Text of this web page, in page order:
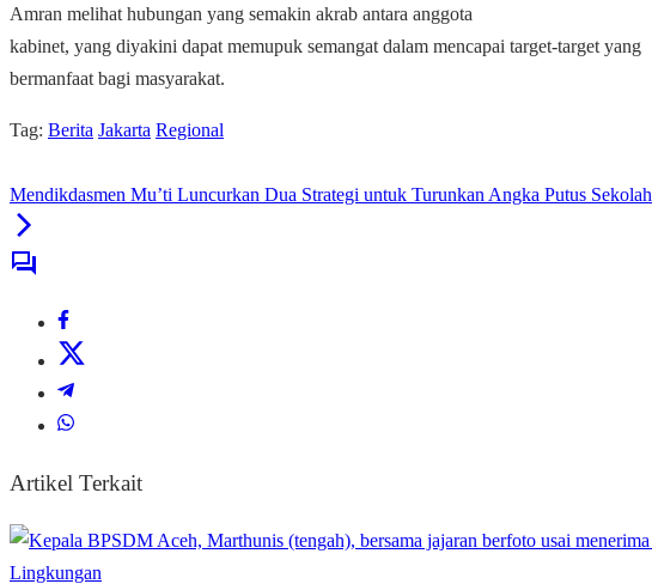
Amran melihat hubungan yang semakin akrab antara anggota
kabinet, yang diyakini dapat memupuk semangat dalam mencapai target-target yang
bermanfaat bagi masyarakat.
Tag: Berita Jakarta Regional
Mendikdasmen Mu’ti Luncurkan Dua Strategi untuk Turunkan Angka Putus Sekolah
Artikel Terkait
Lingkungan